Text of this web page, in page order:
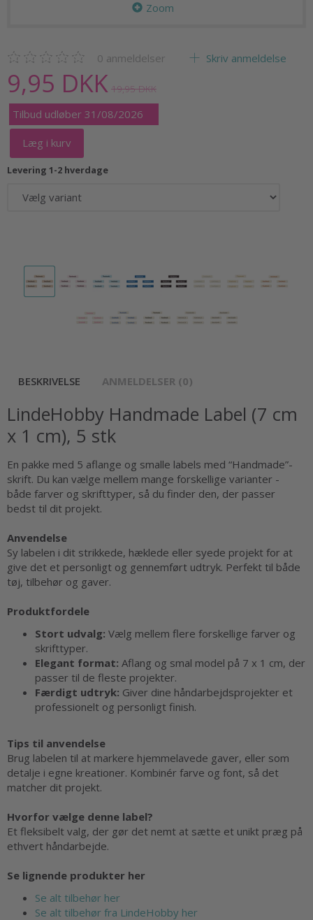
Zoom
0 anmeldelser Skriv anmeldelse
9,95 DKK 19,95 DKK
Tilbud udløber 31/08/2026
Læg i kurv
Levering 1-2 hverdage
BESKRIVELSE ANMELDELSER (0)
LindeHobby Handmade Label (7 cm
x 1 cm), 5 stk
En pakke med 5 aflange og smalle labels med “Handmade”-
skrift. Du kan vælge mellem mange forskellige varianter -
både farver og skrifttyper, så du finder den, der passer
bedst til dit projekt.
Anvendelse
Sy labelen i dit strikkede, hæklede eller syede projekt for at
give det et personligt og gennemført udtryk. Perfekt til både
tøj, tilbehør og gaver.
Produktfordele
Stort udvalg: Vælg mellem flere forskellige farver og
skrifttyper.
Elegant format: Aflang og smal model på 7 x 1 cm, der
passer til de fleste projekter.
Færdigt udtryk: Giver dine håndarbejdsprojekter et
professionelt og personligt finish.
Tips til anvendelse
Brug labelen til at markere hjemmelavede gaver, eller som
detalje i egne kreationer. Kombinér farve og font, så det
matcher dit projekt.
Hvorfor vælge denne label?
Et fleksibelt valg, der gør det nemt at sætte et unikt præg på
ethvert håndarbejde.
Se lignende produkter her
Se alt tilbehør her
Se alt tilbehør fra LindeHobby her